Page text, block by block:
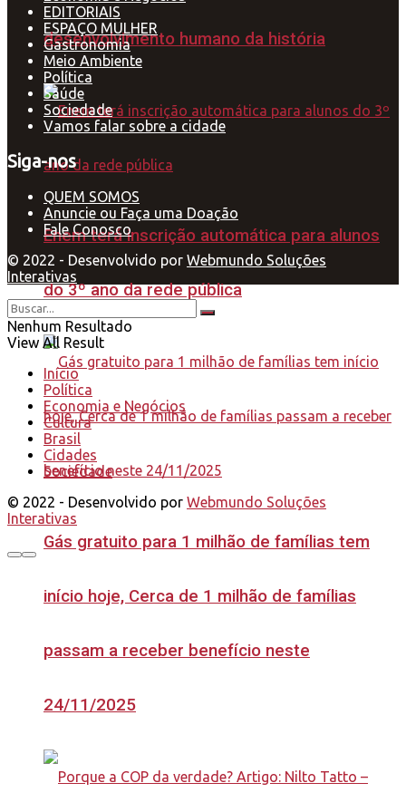
desenvolvimento humano da história
Enem terá inscrição automática para alunos
do 3º ano da rede pública
Gás gratuito para 1 milhão de famílias tem
início hoje, Cerca de 1 milhão de famílias
passam a receber benefício neste
24/11/2025
EDITORIAIS
ESPAÇO MULHER
Gastronomia
Meio Ambiente
Política
Saúde
Sociedade
Vamos falar sobre a cidade
Siga-nos
QUEM SOMOS
Anuncie ou Faça uma Doação
Fale Conosco
© 2022 - Desenvolvido por Webmundo Soluções
Interativas
Nenhum Resultado
View All Result
Início
Política
Economia e Negócios
Cultura
Brasil
Cidades
Sociedade
© 2022 - Desenvolvido por Webmundo Soluções
Interativas